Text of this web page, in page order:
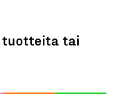
tuotteita tai